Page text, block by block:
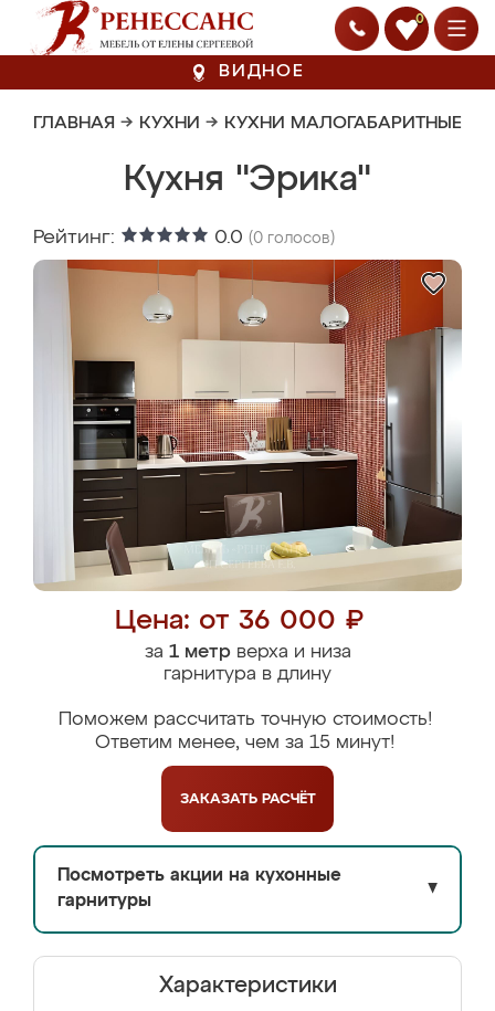
0
ВИДНОЕ
ГЛАВНАЯ → КУХНИ → КУХНИ МАЛОГАБАРИТНЫЕ
Кухня "Эрика"
Рейтинг: 0.0 (0 голосов)
Цена: от 36 000 ₽
за 1 метрверха и низа
гарнитура в длину
Поможем рассчитать точную стоимость!
Ответим менее, чем за 15 минут!
ЗАКАЗАТЬ РАСЧЁТ
Посмотреть акции на кухонные
гарнитуры
▼
Характеристики